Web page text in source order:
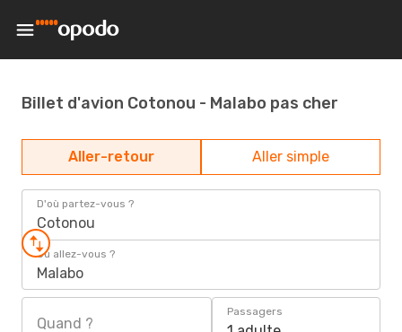
Billet d'avion Cotonou - Malabo pas cher
Aller-retour Aller simple
D'où partez-vous ?
Cotonou
Où allez-vous ?
Malabo
Quand ?
Passagers